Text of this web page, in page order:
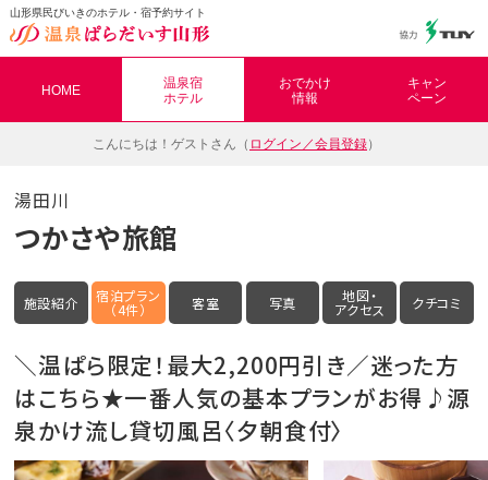
山形県民びいきのホテル・宿予約サイト
HOME
温泉宿
ホテル
おでかけ
情報
キャン
ペーン
こんにちは！ ゲストさん（ ログイン／会員登録）
湯田川
つかさや旅館
施設紹介 宿泊プラン
（4件） 客室 写真 地図・
アクセス クチコミ
＼温ぱら限定！最大2,200円引き／迷った方
はこちら★一番人気の基本プランがお得♪源
泉かけ流し貸切風呂〈夕朝食付〉